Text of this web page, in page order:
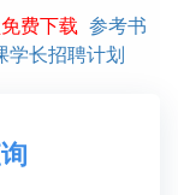
费下载 参考书
学长招聘计划